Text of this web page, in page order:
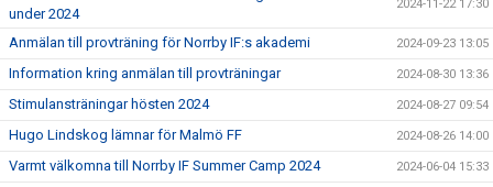
under 2024
2024-11-22 17:30
Anmälan till provträning för Norrby IF:s akademi 2024-09-23 13:05
Information kring anmälan till provträningar 2024-08-30 13:36
Stimulansträningar hösten 2024 2024-08-27 09:54
Hugo Lindskog lämnar för Malmö FF 2024-08-26 14:00
Varmt välkomna till Norrby IF Summer Camp 2024 2024-06-04 15:33